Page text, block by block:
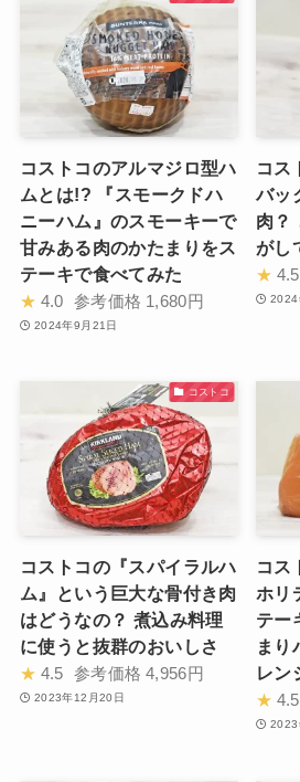
コストコのアルマジロ型ハ
ムとは!? 『スモークドハ
ニーハム』のスモーキーで
甘みある肉のかたまりをス
テーキで食べてみた
★ 4.0 参考価格 1,680円
2024年9月21日
コス
バッ
肉？
がし
★ 4.5
2024
コストコ
コストコの『スパイラルハ
ム』という巨大な骨付き肉
はどうなの？ 煮込み料理
に使うと抜群のおいしさ
★ 4.5 参考価格 4,956円
2023年12月20日
コス
ホリ
テー
まり
レン
★ 4.5
2023